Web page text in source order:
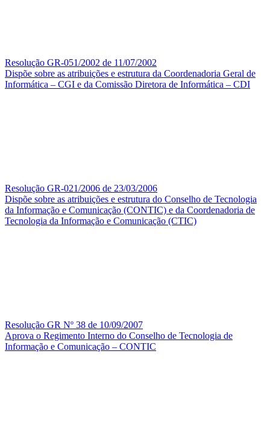
Resolução GR-051/2002 de 11/07/2002
Dispõe sobre as atribuições e estrutura da Coordenadoria Geral de
Informática – CGI e da Comissão Diretora de Informática – CDI
Resolução GR-021/2006 de 23/03/2006
Dispõe sobre as atribuições e estrutura do Conselho de Tecnologia
da Informação e Comunicação (CONTIC) e da Coordenadoria de
Tecnologia da Informação e Comunicação (CTIC)
Resolução GR Nº 38 de 10/09/2007
Aprova o Regimento Interno do Conselho de Tecnologia de
Informação e Comunicação – CONTIC